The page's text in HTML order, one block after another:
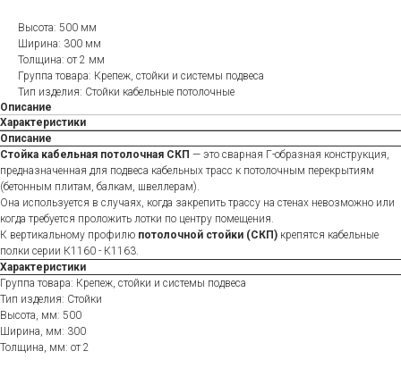
Высота: 500 мм
Ширина: 300 мм
Толщина: от 2 мм
Группа товара: Крепеж, стойки и системы подвеса
Тип изделия: Стойки кабельные потолочные
Описание
Характеристики
Описание
Стойка кабельная потолочная СКП — это сварная Г-образная конструкция,
предназначенная для подвеса кабельных трасс к потолочным перекрытиям
(бетонным плитам, балкам, швеллерам).
Она используется в случаях, когда закрепить трассу на стенах невозможно или
когда требуется проложить лотки по центру помещения.
К вертикальному профилю потолочной стойки (СКП) крепятся кабельные
полки серии К1160 - К1163.
Характеристики
Группа товара: Крепеж, стойки и системы подвеса
Тип изделия: Стойки
Высота, мм: 500
Ширина, мм: 300
Толщина, мм: от 2